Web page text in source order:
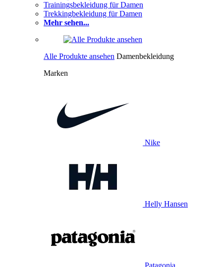
Trainingsbekleidung für Damen
Trekkingbekleidung für Damen
Mehr sehen...
Alle Produkte ansehen Damenbekleidung
Marken
Nike
Helly Hansen
Patagonia